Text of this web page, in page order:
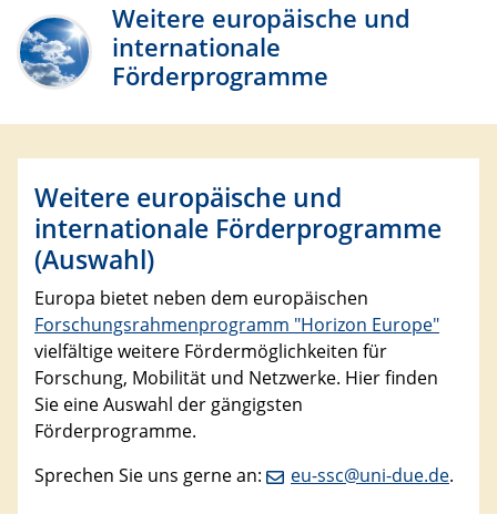
Weitere europäische und
internationale
Förderprogramme
Weitere europäische und
internationale Förderprogramme
(Auswahl)
​Europa bietet neben dem europäischen
Forschungsrahmenprogramm "Horizon Europe"
vielfältige weitere Fördermöglichkeiten für
Forschung, Mobilität und Netzwerke. Hier finden
Sie eine Auswahl der gängigsten
Förderprogramme.
Sprechen Sie uns gerne an:
eu-ssc@uni-due.de.